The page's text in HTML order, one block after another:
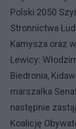
Polski 2050
Stronnictwa
Kamysza oraz
Lewicy:
Biedronia,
marszałka
następnie
Koalicję